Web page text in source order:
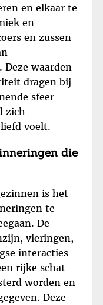
en elkaar te
en
en zussen
Deze waarden
dragen bij
sfeer
zich
voelt.
die
is het
te
De
vieringen,
interacties
rijke schat
worden en
Deze